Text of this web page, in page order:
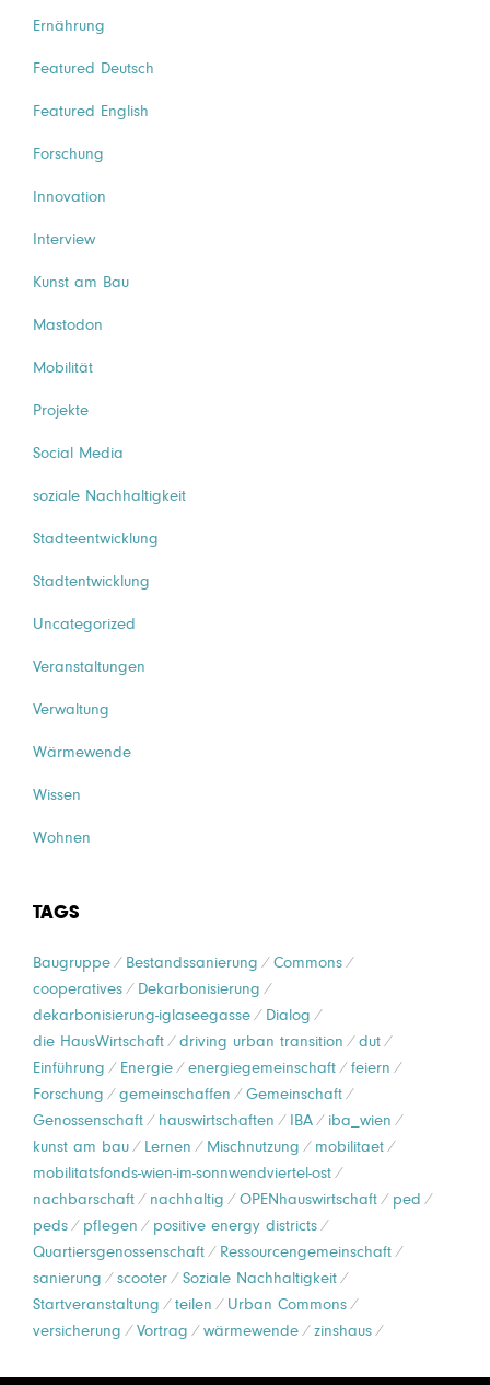
Ernährung
Featured Deutsch
Featured English
Forschung
Innovation
Interview
Kunst am Bau
Mastodon
Mobilität
Projekte
Social Media
soziale Nachhaltigkeit
Stadteentwicklung
Stadtentwicklung
Uncategorized
Veranstaltungen
Verwaltung
Wärmewende
Wissen
Wohnen
TAGS
Baugruppe Bestandssanierung
Commons
cooperatives
Dekarbonisierung
dekarbonisierung-iglaseegasse
Dialog
die HausWirtschaft
driving urban transition
dut
Einführung
Energie energiegemeinschaft
feiern
Forschung
gemeinschaffen
Gemeinschaft
Genossenschaft
hauswirtschaften IBA
iba_wien
kunst am bau
Lernen Mischnutzung
mobilitaet
mobilitatsfonds-wien-im-sonnwendviertel-ost
nachbarschaft
nachhaltig OPENhauswirtschaft
ped
peds
pflegen
positive energy districts
Quartiersgenossenschaft
Ressourcengemeinschaft
sanierung
scooter
Soziale Nachhaltigkeit
Startveranstaltung
teilen
Urban Commons
versicherung
Vortrag wärmewende zinshaus